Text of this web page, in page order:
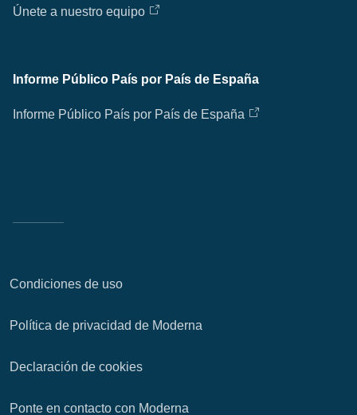
Únete a nuestro equipo
Informe Público País por País de España
Informe Público País por País de España
Condiciones de uso
Política de privacidad de Moderna
Declaración de cookies
Ponte en contacto con Moderna